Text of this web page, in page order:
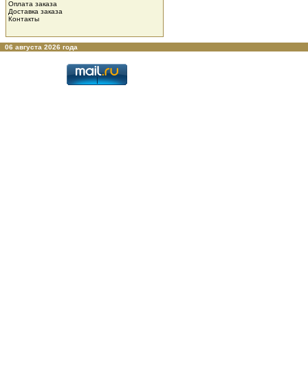
Оплата заказа
Доставка заказа
Контакты
06 августа 2026 года